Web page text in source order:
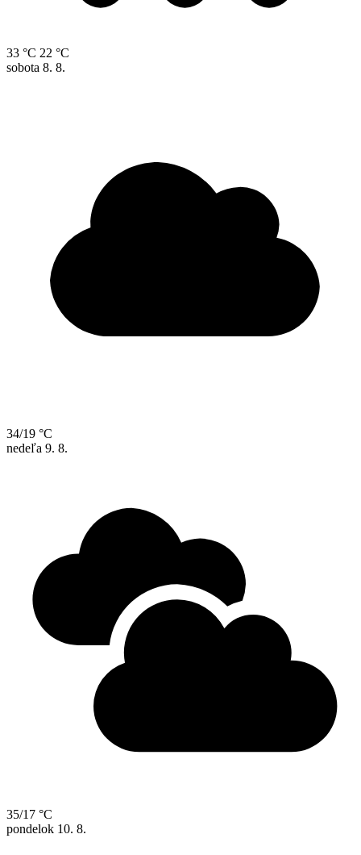
33 °C 22 °C
sobota 8. 8.
34/19 °C
nedeľa 9. 8.
35/17 °C
pondelok 10. 8.